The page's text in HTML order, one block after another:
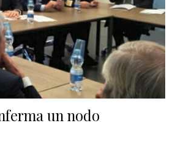
un nodo